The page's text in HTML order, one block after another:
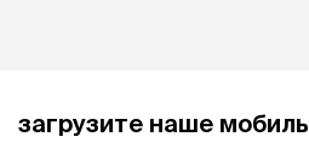
загрузите наше